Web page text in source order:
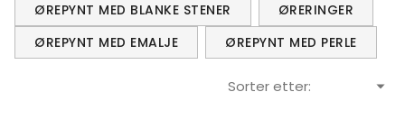
ØREPYNT MED BLANKE STENER
ØRERINGER
ØREPYNT MED EMALJE
ØREPYNT MED PERLE
Sorter etter: